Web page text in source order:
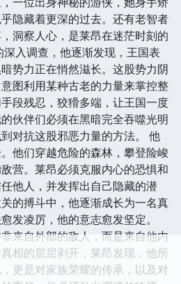
隐藏着更深的过去。还有老智者
洞察人心，是莱昂在迷茫时刻的
入调查，他逐渐发现，王国表
势力正在悄然滋长。这股势力阴
图利用某种古老的力量来掌控整
段残忍，狡猾多端，让王国一度
伙伴们必须在黑暗完全吞噬光明
对抗这股邪恶力量的方法。 他
他们穿越危险的森林，攀登险峻
营。莱昂必须克服内心的恐惧和
他人，并发挥出自己隐藏的潜
的搏斗中，他逐渐成长为一名真
发凌厉，他的意志愈发坚定。
来自外部的敌人，而是来自他内
相的层层剥开，莱昂发现，他所
更是对家族荣耀的传承，以及对